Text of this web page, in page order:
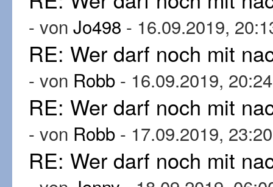
- von Jo498 - 16.09.2019,
RE: Wer darf noch mit
- von Robb - 16.09.2019, 20:24
RE: Wer darf noch mit
- von Robb - 17.09.2019, 23:20
RE: Wer darf noch mit